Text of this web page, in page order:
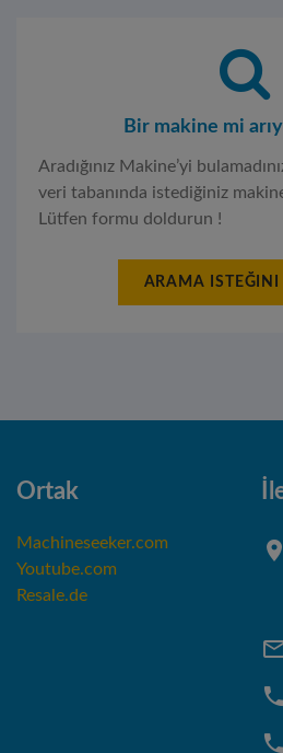
Bir makine mi
Aradığınız Makine’yi
veri tabanında istediğiniz
Lütfen formu doldurun !
ARAMA ISTEĞINI
Ortak
Machineseeker.com
Youtube.com
Resale.de